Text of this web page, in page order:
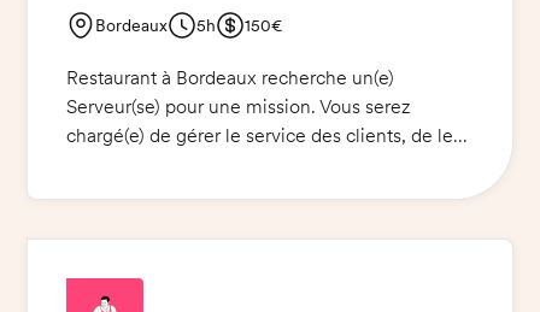
Bordeaux 5h 150€
Restaurant à Bordeaux recherche un(e)
Serveur(se) pour une mission. Vous serez
chargé(e) de gérer le service des clients, de leur
Vous veillerez à ce que toutes les commandes
boissons et les plats et nettoierez les tables.